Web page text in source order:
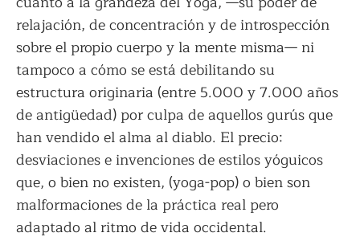
relajación, de concentración y de introspección
sobre el propio cuerpo y la mente misma— ni
tampoco a cómo se está debilitando su
estructura originaria (entre 5.000 y 7.000 años
de antigüedad) por culpa de aquellos gurús que
han vendido el alma al diablo. El precio:
desviaciones e invenciones de estilos yóguicos
que, o bien no existen, (yoga-pop) o bien son
malformaciones de la práctica real pero
adaptado al ritmo de vida occidental.